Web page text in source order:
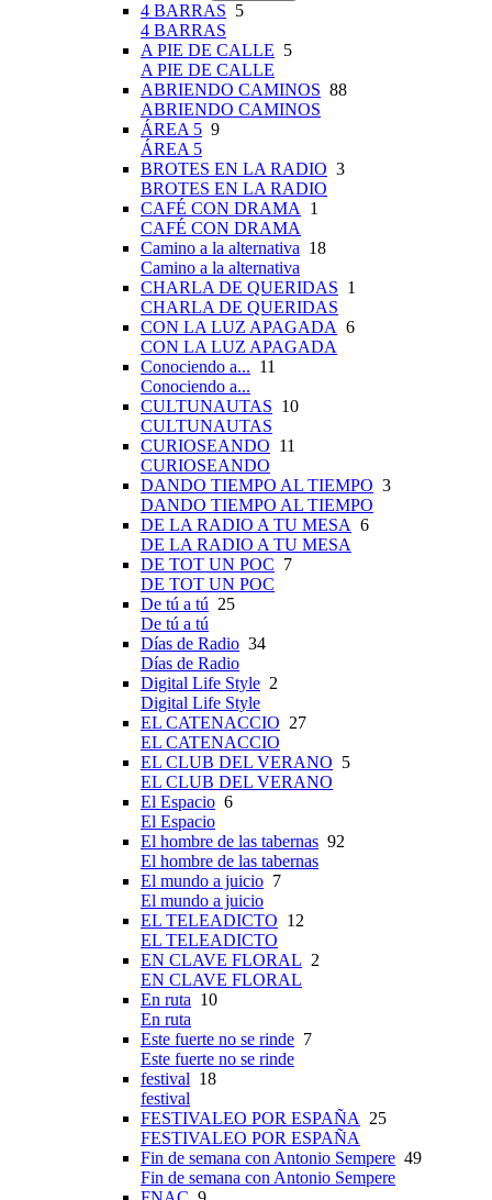
4 BARRAS 5
4 BARRAS
A PIE DE CALLE 5
A PIE DE CALLE
ABRIENDO CAMINOS 88
ABRIENDO CAMINOS
ÁREA 5 9
ÁREA 5
BROTES EN LA RADIO 3
BROTES EN LA RADIO
CAFÉ CON DRAMA 1
CAFÉ CON DRAMA
Camino a la alternativa 18
Camino a la alternativa
CHARLA DE QUERIDAS 1
CHARLA DE QUERIDAS
CON LA LUZ APAGADA 6
CON LA LUZ APAGADA
Conociendo a... 11
Conociendo a...
CULTUNAUTAS 10
CULTUNAUTAS
CURIOSEANDO 11
CURIOSEANDO
DANDO TIEMPO AL TIEMPO 3
DANDO TIEMPO AL TIEMPO
DE LA RADIO A TU MESA 6
DE LA RADIO A TU MESA
DE TOT UN POC 7
DE TOT UN POC
De tú a tú 25
De tú a tú
Días de Radio 34
Días de Radio
Digital Life Style 2
Digital Life Style
EL CATENACCIO 27
EL CATENACCIO
EL CLUB DEL VERANO 5
EL CLUB DEL VERANO
El Espacio 6
El Espacio
El hombre de las tabernas 92
El hombre de las tabernas
El mundo a juicio 7
El mundo a juicio
EL TELEADICTO 12
EL TELEADICTO
EN CLAVE FLORAL 2
EN CLAVE FLORAL
En ruta 10
En ruta
Este fuerte no se rinde 7
Este fuerte no se rinde
festival 18
festival
FESTIVALEO POR ESPAÑA 25
FESTIVALEO POR ESPAÑA
Fin de semana con Antonio Sempere 49
Fin de semana con Antonio Sempere